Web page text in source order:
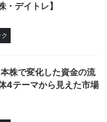
・デイトレ】
株で変化した資金の流
4テーマから見えた市場